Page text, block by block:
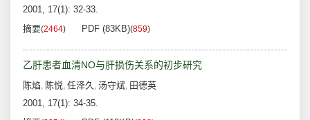
2001, 17(1): 32-33.
摘要(2464) PDF (83KB)(859)
乙肝患者血清NO与肝损伤关系的初步研究
陈焰, 陈悦, 任泽久 , 汤守斌, 田德英
2001, 17(1): 34-35.